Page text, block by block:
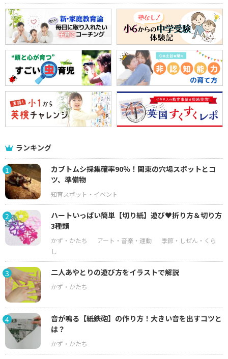
ランキング
1
カブトムシ採集確率90％！関東の穴場スポットとコ
ツ、準備物
2
ハートいっぱい簡単【切り紙】遊び♥折り方＆切り方
3種類
3 二人あやとりの遊び方をイラストで解説
4
音が鳴る【紙鉄砲】の作り方！大きい音を出すコツと
は？